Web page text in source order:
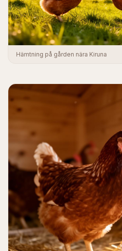
Hämtning på gården nära Kiruna